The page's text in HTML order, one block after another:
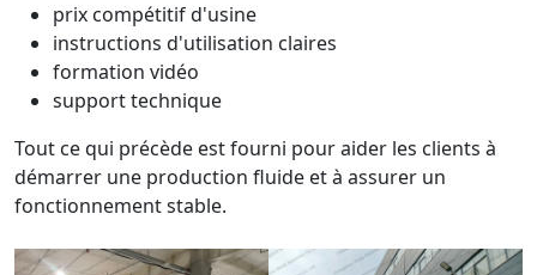
prix compétitif d'usine
instructions d'utilisation claires
formation vidéo
support technique
Tout ce qui précède est fourni pour aider les clients à
démarrer une production fluide et à assurer un
fonctionnement stable.